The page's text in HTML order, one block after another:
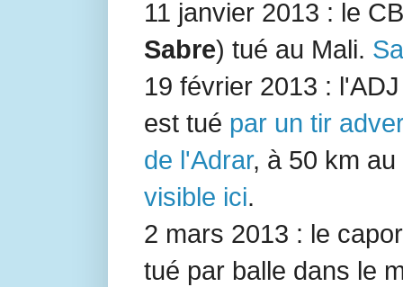
11 janvier 2013 : le
Sabre) tué au Mali.
19 février 2013 :
est tué par un tir
de l'Adrar, à 50 km
visible ici.
2 mars 2013 : le
tué par balle dans le